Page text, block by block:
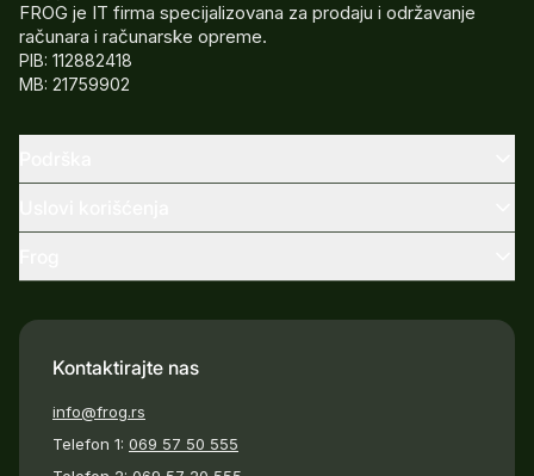
FROG je IT firma specijalizovana za prodaju i održavanje
računara i računarske opreme.
PIB: 112882418
MB: 21759902
Kontaktirajte nas
info@frog.rs
Telefon 1: 069 57 50 555